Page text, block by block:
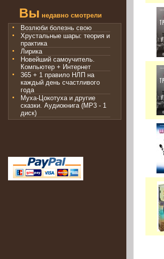
Вы недавно смотрели
Возлюби болезнь свою
Хрустальные шары: теория и
практика
Лирика
Новейший самоучитель.
Компьютер + Интернет
365 + 1 правило НЛП на
каждый день счастливого
года
Муха-Цокотуха и другие
сказки. Аудиокнига (MP3 - 1
диск)